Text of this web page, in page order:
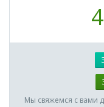
Мы свяжемся с вами